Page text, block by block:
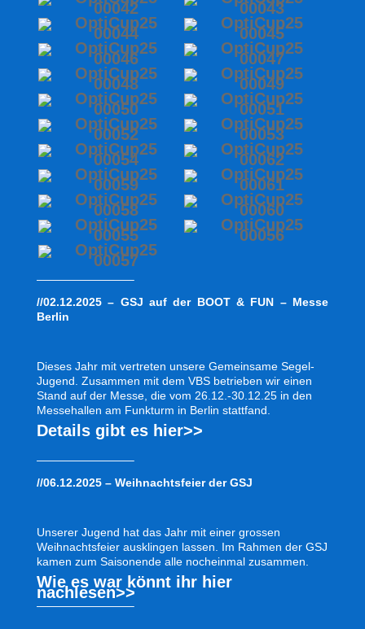
————————–
//02.12.2025 – GSJ auf der BOOT & FUN – Messe
Berlin
Dieses Jahr mit vertreten unsere Gemeinsame Segel-
Jugend. Zusammen mit dem VBS betrieben wir einen
Stand auf der Messe, die vom 26.12.-30.12.25 in den
Messehallen am Funkturm in Berlin stattfand.
Details gibt es hier>>
————————–
//06.12.2025 – Weihnachtsfeier der GSJ
Unserer Jugend hat das Jahr mit einer grossen
Weihnachtsfeier ausklingen lassen. Im Rahmen der GSJ
kamen zum Saisonende alle nocheinmal zusammen.
Wie es war könnt ihr hier
nachlesen>>
————————–